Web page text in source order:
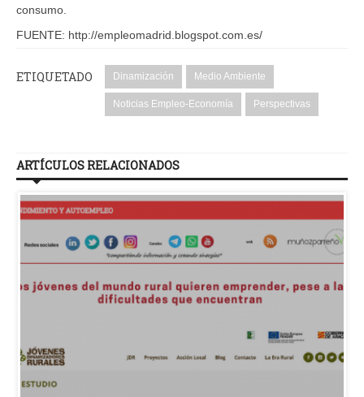
consumo.
FUENTE: http://empleomadrid.blogspot.com.es/
ETIQUETADO Dinamización Medio Ambiente
Noticias Empleo-Economía Perspectivas
ARTÍCULOS RELACIONADOS